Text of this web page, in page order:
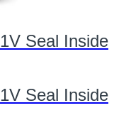
Seal Inside
Seal Inside